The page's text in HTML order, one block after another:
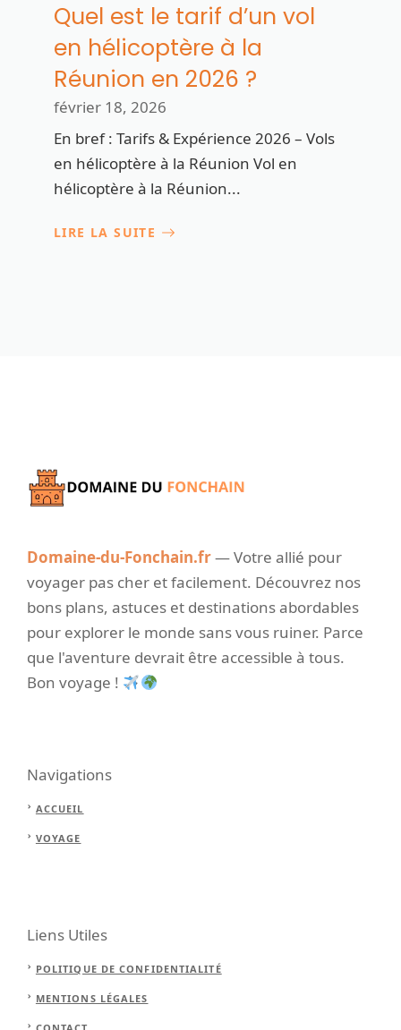
Quel est le tarif d’un vol
en hélicoptère à la
Réunion en 2026 ?
février 18, 2026
En bref : Tarifs & Expérience 2026 – Vols
en hélicoptère à la Réunion Vol en
hélicoptère à la Réunion...
LIRE LA SUITE
Domaine-du-Fonchain.fr— Votre allié pour
voyager pas cher et facilement. Découvrez nos
bons plans, astuces et destinations abordables
pour explorer le monde sans vous ruiner. Parce
que l'aventure devrait être accessible à tous.
Bon voyage !
Navigations
ACCUEIL
VOYAGE
Liens Utiles
POLITIQUE DE CONFIDENTIALITÉ
MENTIONS LÉGALES